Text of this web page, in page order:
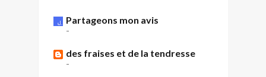
Partageons mon avis
-
des fraises et de la tendresse
-